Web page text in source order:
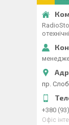
пр.
+380
Офіс